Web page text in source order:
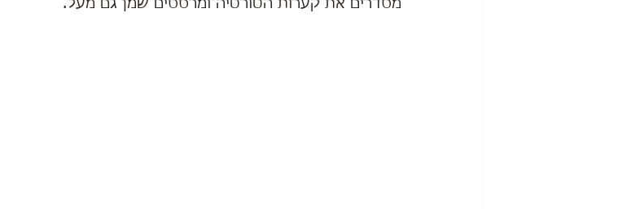
מסדרים את קערות הטורטיה ומרססים שמן גם מעל.